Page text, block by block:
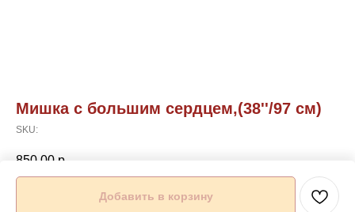
Мишка с большим сердцем,(38''/97 см)
SKU:
850,00 р.
Добавить в корзину